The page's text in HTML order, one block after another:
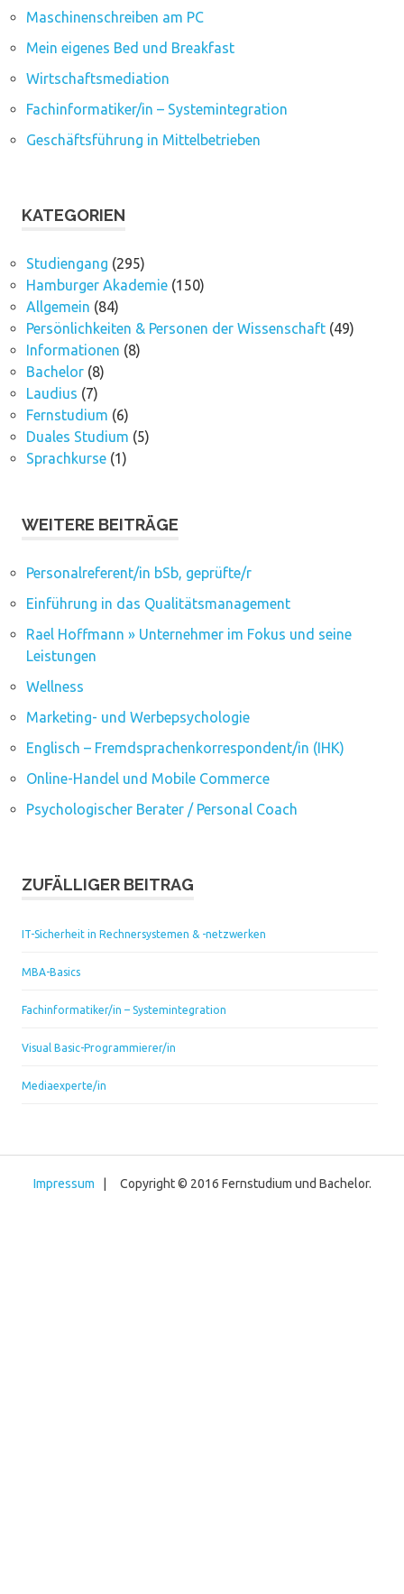
Maschinenschreiben am PC
Mein eigenes Bed und Breakfast
Wirtschaftsmediation
Fachinformatiker/in – Systemintegration
Geschäftsführung in Mittelbetrieben
KATEGORIEN
Studiengang (295)
Hamburger Akademie(150)
Allgemein (84)
Persönlichkeiten & Personen der Wissenschaft(49)
Informationen (8)
Bachelor(8)
Laudius (7)
Fernstudium (6)
Duales Studium (5)
Sprachkurse(1)
WEITERE BEITRÄGE
Personalreferent/in bSb, geprüfte/r
Einführung in das Qualitätsmanagement
Rael Hoffmann » Unternehmer im Fokus und seine
Leistungen
Wellness
Marketing- und Werbepsychologie
Englisch – Fremdsprachenkorrespondent/in (IHK)
Online-Handel und Mobile Commerce
Psychologischer Berater / Personal Coach
ZUFÄLLIGER BEITRAG
IT-Sicherheit in Rechnersystemen & -netzwerken
MBA-Basics
Fachinformatiker/in – Systemintegration
Visual Basic-Programmierer/in
Mediaexperte/in
Impressum | Copyright © 2016 Fernstudium und Bachelor.